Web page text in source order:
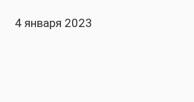
4 января 2023